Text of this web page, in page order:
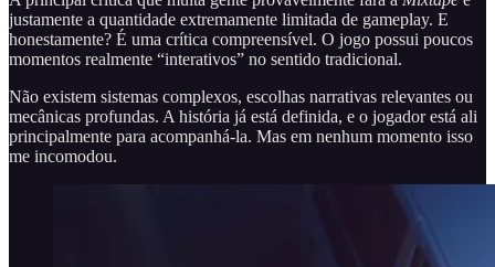
justamente a quantidade extremamente limitada de gameplay. E
honestamente? É uma crítica compreensível. O jogo possui poucos
momentos realmente “interativos” no sentido tradicional.
Não existem sistemas complexos, escolhas narrativas relevantes ou
mecânicas profundas. A história já está definida, e o jogador está ali
principalmente para acompanhá-la. Mas em nenhum momento isso
me incomodou.